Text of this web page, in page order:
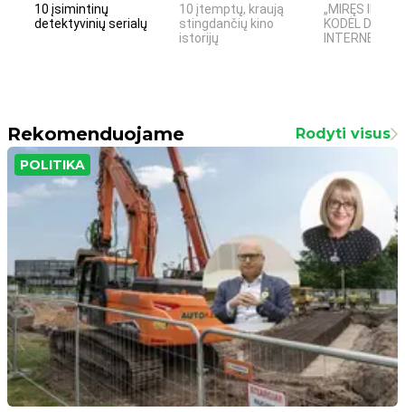
10 įsimintinų
detektyvinių serialų
10 įtemptų, kraują
stingdančių kino
istorijų
„MIRĘS
KODĖL
INTERNETO
Rekomenduojame Rodyti visus
POLITIKA